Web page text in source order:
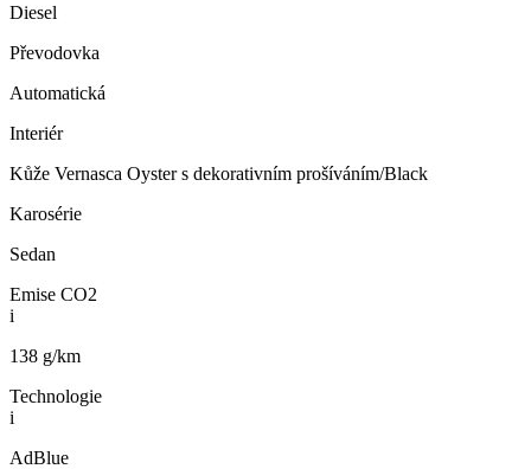
Diesel
Převodovka
Automatická
Interiér
Kůže Vernasca Oyster s dekorativním prošíváním/Black
Karosérie
Sedan
Emise CO2
i
138 g/km
Technologie
i
AdBlue